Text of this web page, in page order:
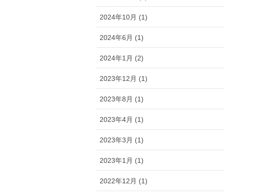
2024年10月 (1)
2024年6月 (1)
2024年1月 (2)
2023年12月 (1)
2023年8月 (1)
2023年4月 (1)
2023年3月 (1)
2023年1月 (1)
2022年12月 (1)